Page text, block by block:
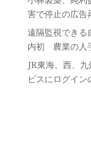
害で停止の広告
遠隔監視でき
内初 農業の人
JR東海、西、
ビスにログイン